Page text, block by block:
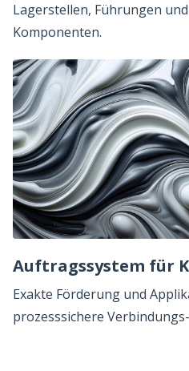
Lagerstellen, Führungen
Komponenten.
Auftragssystem für
Exakte Förderung und
prozesssichere